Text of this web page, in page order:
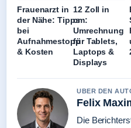
Frauenarzt in
der Nähe: Tipps
bei
Aufnahmestopp
& Kosten
12 Zoll in
cm:
Umrechnung
für Tablets,
Laptops &
Displays
UBER DEN
Felix
Die